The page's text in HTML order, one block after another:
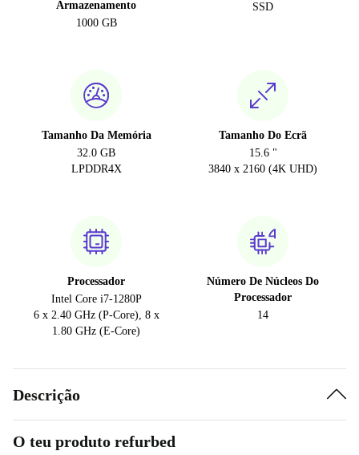
Armazenamento
1000 GB
SSD
Tamanho Da Memória
32.0 GB
LPDDR4X
Tamanho Do Ecrã
15.6 "
3840 x 2160 (4K UHD)
Processador
Intel Core i7-1280P
6 x 2.40 GHz (P-Core), 8 x
1.80 GHz (E-Core)
Número De Núcleos Do
Processador
14
Descrição
O teu produto refurbed